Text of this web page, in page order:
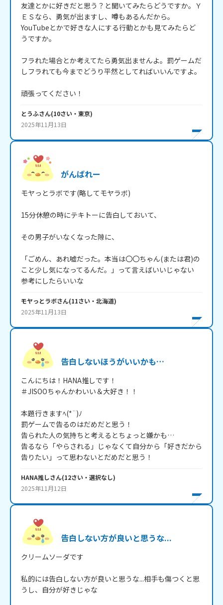
友達とかに好きだと思う？と聞いてみたらどうですか。Ｙ
ＥＳなら、勇気が出ますし、噂もあるんだから。
YouTubeとかで好きな人にする行動とかも見てみたらど
うですか。
フラれた場合とか考えてたら勇気出ませんよ。罰ゲームだ
しフラれても今までどうり平然としてればいいんですよ。
頑張ってください！
とうふさん(10さい・ 東京)
2025年11月13日
がんばれー
モヤっとラボです(略してモヤラボ)
15分休憩の時にテキトーに告白しておいて、
その男子がいなくなった隙に、
「ごめん、あれ嘘だった。本当は〇〇ちゃん(または君)の
こと少し気になってるんだ。」って言えばいいじゃない
参考にしたらいいな
モヤっとラボさん(11さい・ 北海道)
2025年11月13日
告白しないほうがいいかも…
こんにちは！HANA推しです！
＃JISOOちゃんかわいい＆大好き！！
本題行きますﾍ(*¨)ﾉ
罰ゲームで告るのはだめだと思う！
告られた人の気持ちと考えるとちょっと嫌かも…
告るなら「やらされる」じゃなくて自分から「好きだから
告りたい」って思わないとだめだと思う！
HANA推しさん(12さい・ 選択なし)
2025年11月12日
告白しない方が良いと思うな...
クリームソーダです
私的には告白しない方が良いと思うな...相手も傷つくと思
うし、自分が好きじゃな